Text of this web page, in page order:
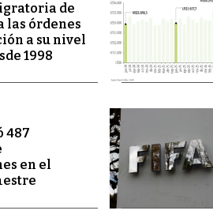
de
las órdenes
a su nivel
1998
487
en el